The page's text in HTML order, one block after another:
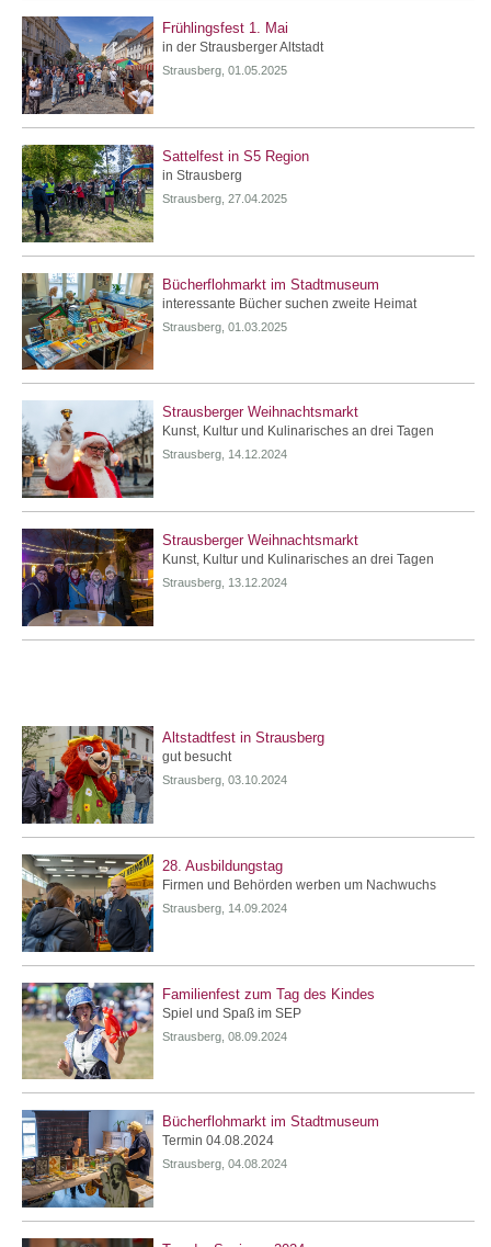
Frühlingsfest 1. Mai
in der Strausberger Altstadt
Strausberg, 01.05.2025
Sattelfest in S5 Region
in Strausberg
Strausberg, 27.04.2025
Bücherflohmarkt im Stadtmuseum
interessante Bücher suchen zweite Heimat
Strausberg, 01.03.2025
Strausberger Weihnachtsmarkt
Kunst, Kultur und Kulinarisches an drei Tagen
Strausberg, 14.12.2024
Strausberger Weihnachtsmarkt
Kunst, Kultur und Kulinarisches an drei Tagen
Strausberg, 13.12.2024
Altstadtfest in Strausberg
gut besucht
Strausberg, 03.10.2024
28. Ausbildungstag
Firmen und Behörden werben um Nachwuchs
Strausberg, 14.09.2024
Familienfest zum Tag des Kindes
Spiel und Spaß im SEP
Strausberg, 08.09.2024
Bücherflohmarkt im Stadtmuseum
Termin 04.08.2024
Strausberg, 04.08.2024